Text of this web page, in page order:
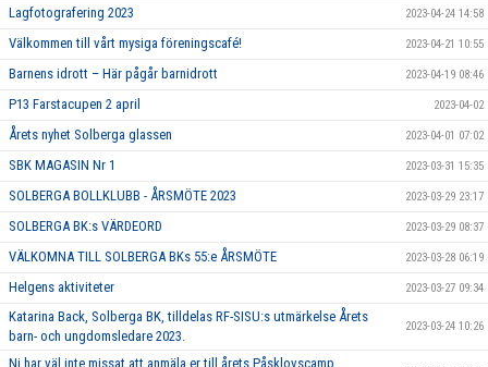
Lagfotografering 2023 2023-04-24 14:58
Välkommen till vårt mysiga föreningscafé! 2023-04-21 10:55
Barnens idrott – Här pågår barnidrott 2023-04-19 08:46
P13 Farstacupen 2 april 2023-04-02
Årets nyhet Solberga glassen 2023-04-01 07:02
SBK MAGASIN Nr 1 2023-03-31 15:35
SOLBERGA BOLLKLUBB - ÅRSMÖTE 2023 2023-03-29 23:17
SOLBERGA BK:s VÄRDEORD 2023-03-29 08:37
VÄLKOMNA TILL SOLBERGA BKs 55:e ÅRSMÖTE 2023-03-28 06:19
Helgens aktiviteter 2023-03-27 09:34
Katarina Back, Solberga BK, tilldelas RF-SISU:s utmärkelse Årets
barn- och ungdomsledare 2023.
2023-03-24 10:26
Ni har väl inte missat att anmäla er till årets Påsklovscamp